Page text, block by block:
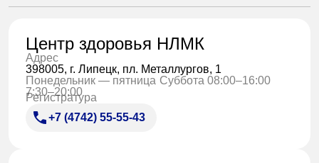
Центр здоровья НЛМК
Адрес
398005, г. Липецк, пл. Металлургов, 1
Понедельник — пятница
7:30–20:00
Суббота 08:00–16:00
Регистратура
+7 (4742) 55-55-43